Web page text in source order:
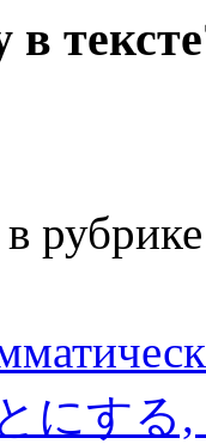
にする